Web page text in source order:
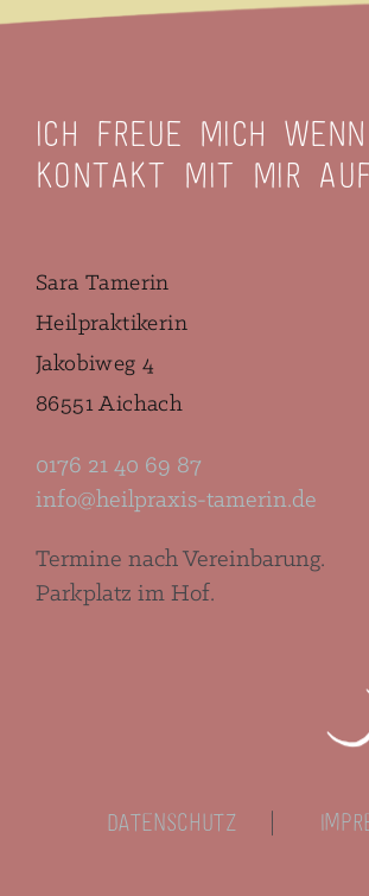
Ich freue mich wenn
Kontakt mit mir
Sara Tamerin
Heilpraktikerin
Jakobiweg 4
86551 Aichach
0176 21 40 69 87
info@heilpraxis-tamerin.de
Termine nach Vereinbarung.
Parkplatz im Hof.
Datenschutz